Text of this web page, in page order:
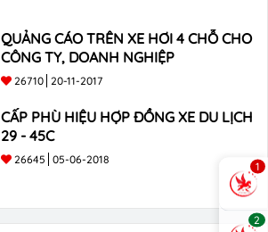
QUẢNG CÁO TRÊN XE HƠI 4 CHỖ CHO
CÔNG TY, DOANH NGHIỆP
26710 20-11-2017
CẤP PHÙ HIỆU HỢP ĐỒNG XE DU LỊCH
29 - 45C
26645 05-06-2018 1
2